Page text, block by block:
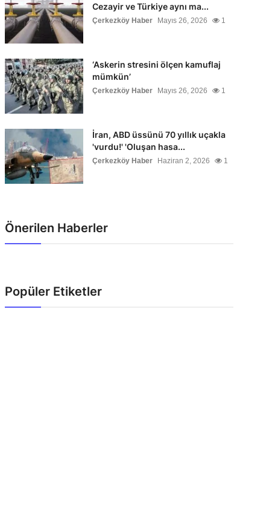
Cezayir ve Türkiye aynı ma...
Çerkezköy Haber Mayıs 26, 2026 1
‘Askerin stresini ölçen kamuflaj
mümkün’
Çerkezköy Haber Mayıs 26, 2026 1
İran, ABD üssünü 70 yıllık uçakla
'vurdu!' 'Oluşan hasa...
Çerkezköy Haber Haziran 2, 2026 1
Önerilen Haberler
Popüler Etiketler